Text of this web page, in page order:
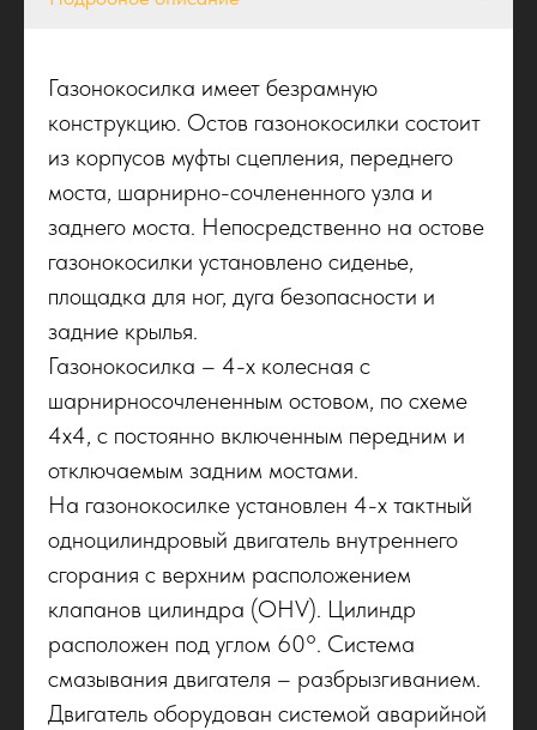
Газонокосилка имеет безрамную
конструкцию. Остов газонокосилки состоит
из корпусов муфты сцепления, переднего
моста, шарнирно-сочлененного узла и
заднего моста. Непосредственно на остове
газонокосилки установлено сиденье,
площадка для ног, дуга безопасности и
задние крылья.
Газонокосилка – 4-х колесная с
шарнирносочлененным остовом, по схеме
4х4, с постоянно включенным передним и
отключаемым задним мостами.
На газонокосилке установлен 4-х тактный
одноцилиндровый двигатель внутреннего
сгорания с верхним расположением
клапанов цилиндра (OHV). Цилиндр
расположен под углом 60°. Система
смазывания двигателя – разбрызгиванием.
Двигатель оборудован системой аварийной